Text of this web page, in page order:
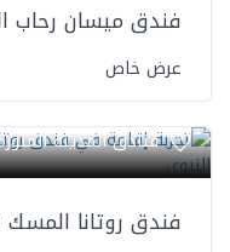
فندق ميسان رحاب
عرض خاص
فنادق المدينة
فندق روتانا المسك